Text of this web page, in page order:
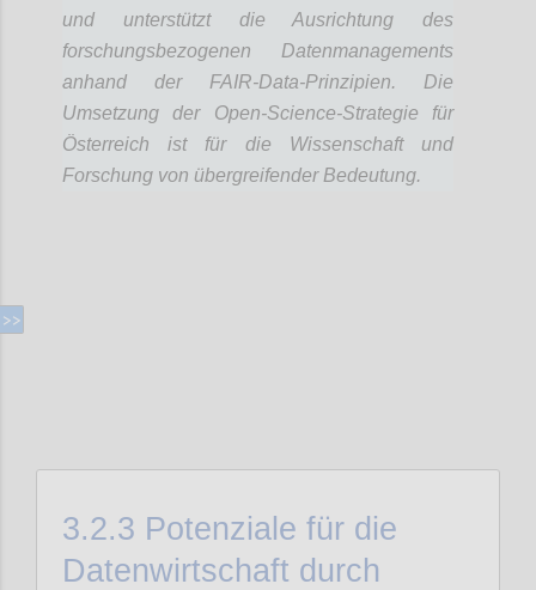
und unterstützt die Ausrichtung des
forschungsbezogenen Datenmanagements
anhand der FAIR-Data-Prinzipien. Die
Umsetzung der Open-Science-Strategie für
Österreich ist für die Wissenschaft und
Forschung von übergreifender Bedeutung.
3.2.3 Potenziale für die
Datenwirtschaft durch